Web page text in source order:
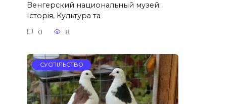
Венгерский национальный музей:
Історія, Культура та
0 8
СУСПІЛЬСТВО